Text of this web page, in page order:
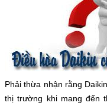
Phải thừa nhận rằng
thị trường khi mang đến